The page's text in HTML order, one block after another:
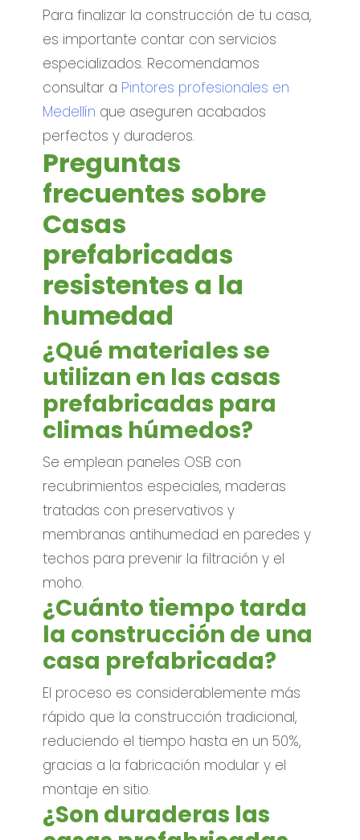
Para finalizar la construcción de tu casa,
es importante contar con servicios
especializados. Recomendamos
consultar a Pintores profesionales en
Medellín que aseguren acabados
perfectos y duraderos.
Preguntas
frecuentes sobre
Casas
prefabricadas
resistentes a la
humedad
¿Qué materiales se
utilizan en las casas
prefabricadas para
climas húmedos?
Se emplean paneles OSB con
recubrimientos especiales, maderas
tratadas con preservativos y
membranas antihumedad en paredes y
techos para prevenir la filtración y el
moho.
¿Cuánto tiempo tarda
la construcción de una
casa prefabricada?
El proceso es considerablemente más
rápido que la construcción tradicional,
reduciendo el tiempo hasta en un 50%,
gracias a la fabricación modular y el
montaje en sitio.
¿Son duraderas las